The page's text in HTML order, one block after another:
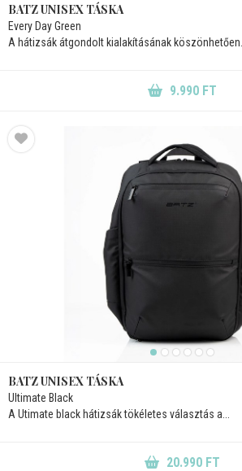
BATZ UNISEX TÁSKA
Every Day Green
A hátizsák átgondolt kialakításának köszönhetően...
9.990 FT
BATZ UNISEX TÁSKA
Ultimate Black
A Utimate black hátizsák tökéletes választás a...
20.990 FT